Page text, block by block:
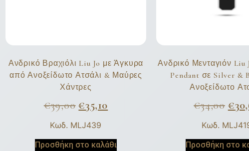
Ανδρικό Βραχιόλι Liu Jo με Άγκυρα
από Ανοξείδωτο Ατσάλι & Μαύρες
Χάντρες
€39,00 €35,10
Κωδ. MLJ439
Προσθήκη στο καλάθι
Ανδρικό Μενταγιόν Liu
Pendant σε Silver &
Ανοξείδωτο
€34,00 €
Κωδ.
Προσθήκη στο